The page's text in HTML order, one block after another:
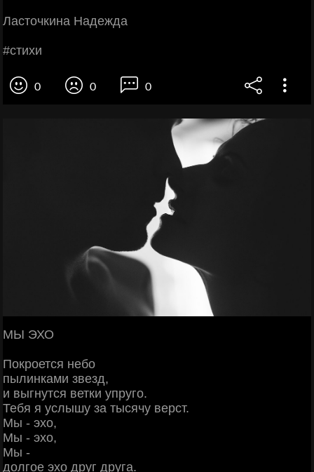
Лacтoчкинa Ηaдeждa
#cтихи
0 0 0
МЫ ЭХО
Покроется небо
пылинками звезд,
и выгнутся ветки упруго.
Тебя я услышу за тысячу верст.
Мы - эхо,
Мы - эхо,
Мы -
долгое эхо друг друга.